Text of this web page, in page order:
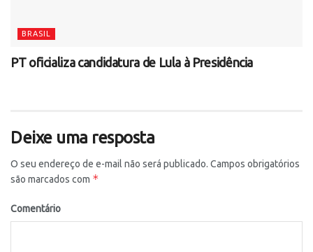
BRASIL
PT oficializa candidatura de Lula à Presidência
Deixe uma resposta
O seu endereço de e-mail não será publicado. Campos obrigatórios
são marcados com *
Comentário